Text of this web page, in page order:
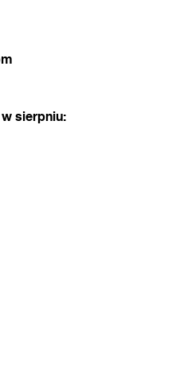
sierpniu: